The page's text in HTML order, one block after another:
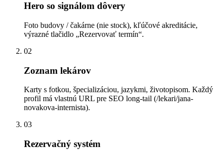
Hero so signálom dôvery
Foto budovy / čakárne (nie stock), kľúčové akreditácie,
výrazné tlačidlo „Rezervovať termín“.
02
Zoznam lekárov
Karty s fotkou, špecializáciou, jazykmi, životopisom. Každý
profil má vlastnú URL pre SEO long-tail (/lekari/jana-
novakova-internista).
03
Rezervačný systém